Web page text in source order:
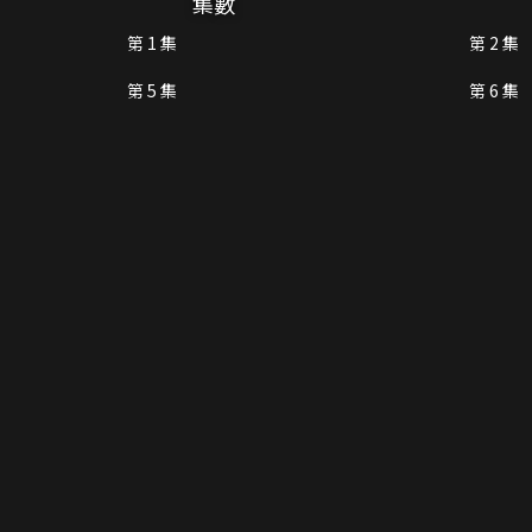
第 1 集 第 2 集
第 5 集
第 6 集